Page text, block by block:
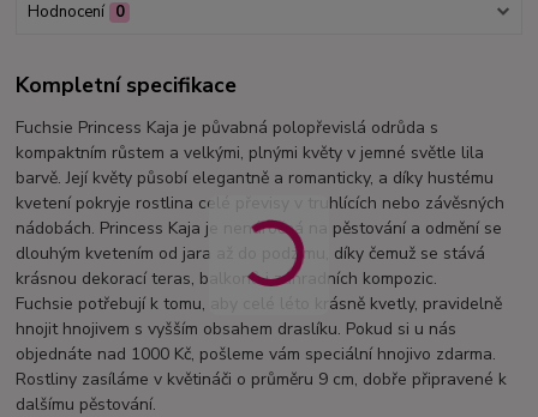
Hodnocení 0
Kompletní specifikace
Fuchsie Princess Kaja je půvabná polopřevislá odrůda s
kompaktním růstem a velkými, plnými květy v jemné světle lila
barvě. Její květy působí elegantně a romanticky, a díky hustému
kvetení pokryje rostlina celé převisy v truhlících nebo závěsných
nádobách. Princess Kaja je nenáročná na pěstování a odmění se
dlouhým kvetením od jara až do podzimu, díky čemuž se stává
krásnou dekorací teras, balkonů i zahradních kompozic.
Fuchsie potřebují k tomu, aby celé léto krásně kvetly, pravidelně
hnojit hnojivem s vyšším obsahem draslíku. Pokud si u nás
objednáte nad 1000 Kč, pošleme vám speciální hnojivo zdarma.
Rostliny zasíláme v květináči o průměru 9 cm, dobře připravené k
dalšímu pěstování.